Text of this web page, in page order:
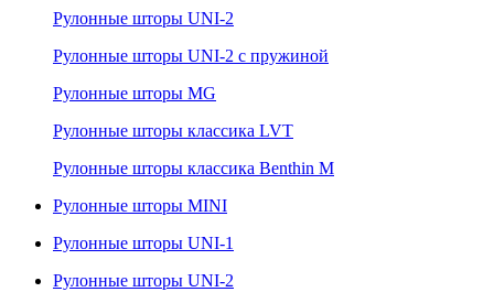
Рулонные шторы UNI-2
Рулонные шторы UNI-2 с пружиной
Рулонные шторы MG
Рулонные шторы классика LVT
Рулонные шторы классика Benthin M
Рулонные шторы MINI
Рулонные шторы UNI-1
Рулонные шторы UNI-2